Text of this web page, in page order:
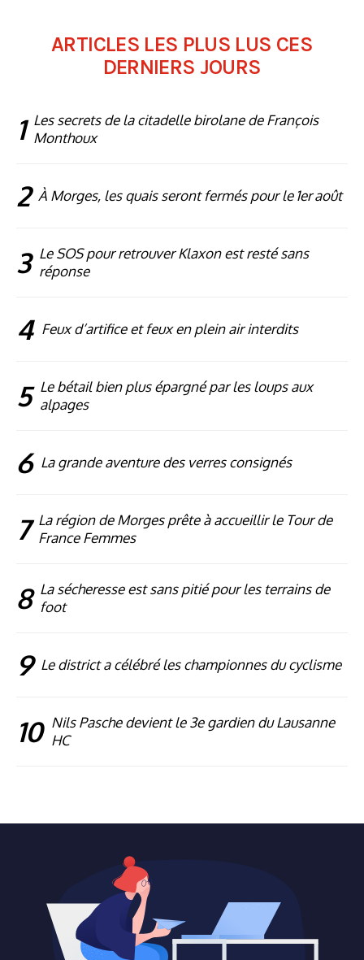
ARTICLES LES PLUS LUS CES
DERNIERS JOURS
1 Les secrets de la citadelle birolane de François
Monthoux
2 À Morges, les quais seront fermés pour le 1er août
3 Le SOS pour retrouver Klaxon est resté sans
réponse
4 Feux d’artifice et feux en plein air interdits
5 Le bétail bien plus épargné par les loups aux
alpages
6 La grande aventure des verres consignés
7 La région de Morges prête à accueillir le Tour de
France Femmes
8 La sécheresse est sans pitié pour les terrains de
foot
9 Le district a célébré les championnes du cyclisme
10 Nils Pasche devient le 3e gardien du Lausanne
HC